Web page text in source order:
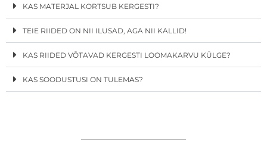
KAS MATERJAL KORTSUB KERGESTI?
TEIE RIIDED ON NII ILUSAD, AGA NII KALLID!
KAS RIIDED VÕTAVAD KERGESTI LOOMAKARVU KÜLGE?
KAS SOODUSTUSI ON TULEMAS?